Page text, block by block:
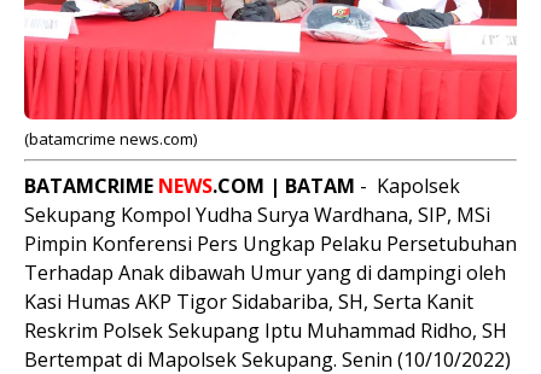
(batamcrime news.com)
BATAMCRIME NEWS.COM | BATAM - Kapolsek
Sekupang Kompol Yudha Surya Wardhana, SIP, MSi
Pimpin Konferensi Pers Ungkap Pelaku Persetubuhan
Terhadap Anak dibawah Umur yang di dampingi oleh
Kasi Humas AKP Tigor Sidabariba, SH, Serta Kanit
Reskrim Polsek Sekupang Iptu Muhammad Ridho, SH
Bertempat di Mapolsek Sekupang. Senin (10/10/2022)